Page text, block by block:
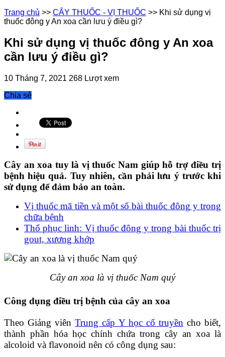
Trang chủ >> CÂY THUỐC - VỊ THUỐC >> Khi sử dụng vị
thuốc đông y An xoa cần lưu ý điều gì?
Khi sử dụng vị thuốc đông y An xoa
cần lưu ý điều gì?
10 Tháng 7, 2021 268 Lượt xem
Chia sẻ
Cây an xoa tuy là vị thuốc Nam giúp hỗ trợ điều trị
bệnh hiệu quả. Tuy nhiên, cần phải lưu ý trước khi
sử dụng để đảm bảo an toàn.
Vị thuốc mã tiền và một số bài thuốc đông y trong
chữa bệnh
Thổ phục linh: Vị thuốc đông y trong bài thuốc trị
gout, xương khớp
Cây an xoa là vị thuốc Nam quý
Công dụng điều trị bệnh của cây an xoa
Theo Giảng viênTrung cấp Y học cổ truyền cho biết,
thành phần hóa học chính chứa trong cây an xoa là
alcoloid và flavonoid nên có công dụng sau: